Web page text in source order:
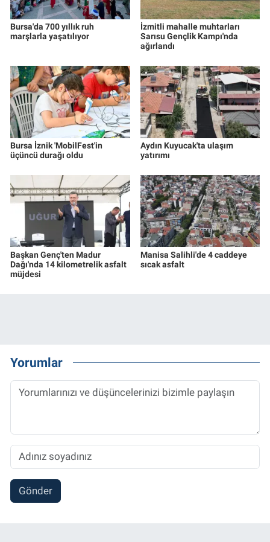
Bursa'da 700 yıllık ruh
marşlarla yaşatılıyor
İzmitli mahalle muhtarları
Sarısu Gençlik Kampı'nda
ağırlandı
Bursa İznik 'MobilFest'in
üçüncü durağı oldu
Aydın Kuyucak'ta ulaşım
yatırımı
Başkan Genç'ten Madur
Dağı'nda 14 kilometrelik asfalt
müjdesi
Manisa Salihli'de 4 caddeye
sıcak asfalt
Yorumlar
Gönder